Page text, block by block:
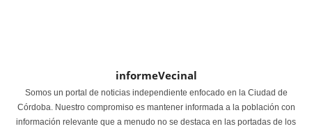
informeVecinal
Somos un portal de noticias independiente enfocado en la Ciudad de
Córdoba. Nuestro compromiso es mantener informada a la población con
información relevante que a menudo no se destaca en las portadas de los